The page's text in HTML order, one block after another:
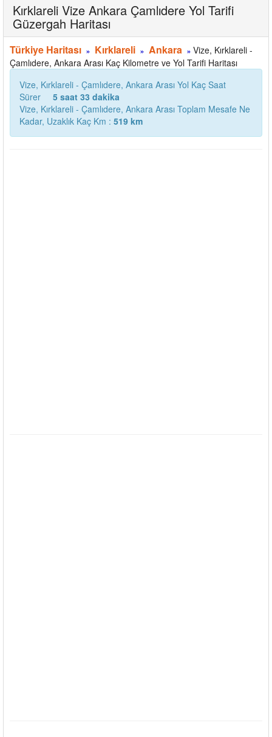
Kırklareli Vize Ankara Çamlıdere Yol Tarifi
Güzergah Haritası
Türkiye Haritası » Kırklareli » Ankara » Vize, Kırklareli -
Çamlıdere, Ankara Arası Kaç Kilometre ve Yol Tarifi Haritası
Vize, Kırklareli - Çamlıdere, Ankara Arası Yol Kaç Saat
Sürer
5 saat 33 dakika
Vize, Kırklareli - Çamlıdere, Ankara Arası Toplam Mesafe Ne
Kadar, Uzaklık Kaç Km : 519 km